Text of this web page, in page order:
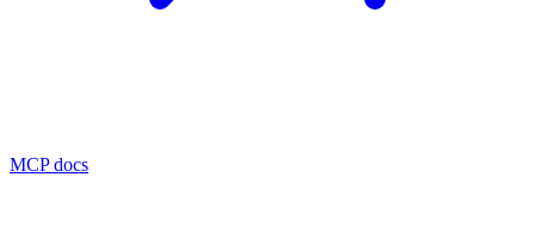
MCP docs